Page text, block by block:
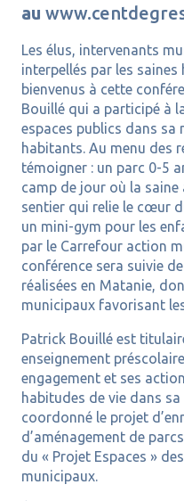
au
Les élus, intervenants
interpellés par les
bienvenus à cette
Bouillé qui a participé à
espaces publics dans sa
habitants. Au menu des
témoigner : un parc 0-5
camp de jour où la
sentier qui relie le cœur
un mini-gym pour les
par le Carrefour action
conférence sera suivie
réalisées en Matanie,
municipaux favorisant
Patrick Bouillé est
enseignement
engagement et ses
habitudes de vie dans
coordonné le projet
d’aménagement de
du « Projet Espaces »
municipaux.